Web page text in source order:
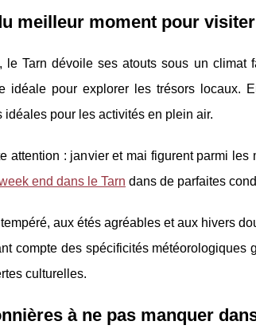
meilleur moment pour visiter
le Tarn dévoile ses atouts sous un climat
idéale pour explorer les trésors locaux.
pour les activités en plein air.
attention : janvier et mai figurent parmi
end dans le Tarn dans de parfaites
aux étés agréables et aux hivers
compte des spécificités
culturelles.
à ne pas manquer